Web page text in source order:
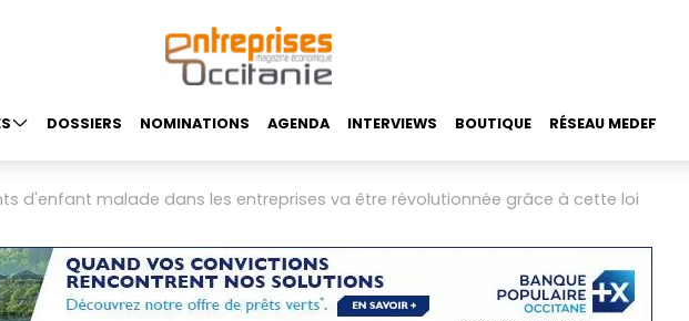
DOSSIERS NOMINATIONS AGENDA INTERVIEWS BOUTIQUE RÉSEAU MEDEF
d'enfant malade dans les entreprises va être révolutionnée grâce à cette loi